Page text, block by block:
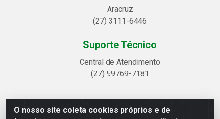
O nosso site coleta cookies próprios e de
Aracruz
(27) 3111-6446
Suporte Técnico
Central de Atendimento
(27) 99769-7181
Linhavix Distribuidora LTDA - Avenida Alegre, 2521 -